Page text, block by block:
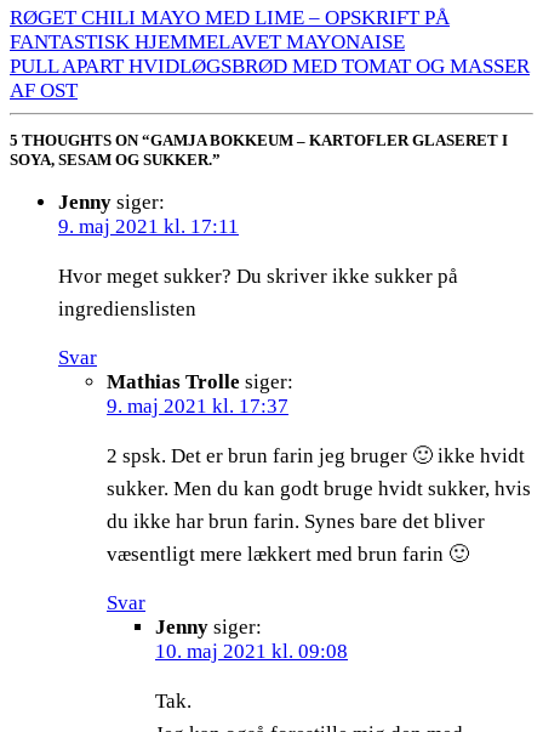
RØGET CHILI MAYO MED LIME – OPSKRIFT PÅ
FANTASTISK HJEMMELAVET MAYONAISE
PULL APART HVIDLØGSBRØD MED TOMAT OG MASSER
AF OST
5 THOUGHTS ON “GAMJA BOKKEUM – KARTOFLER GLASERET I
SOYA, SESAM OG SUKKER.”
Jenny siger:
9. maj 2021 kl. 17:11
Hvor meget sukker? Du skriver ikke sukker på
ingredienslisten
Svar
Mathias Trolle siger:
9. maj 2021 kl. 17:37
2 spsk. Det er brun farin jeg bruger 🙂 ikke hvidt
sukker. Men du kan godt bruge hvidt sukker, hvis
du ikke har brun farin. Synes bare det bliver
væsentligt mere lækkert med brun farin 🙂
Svar
Jenny siger:
10. maj 2021 kl. 09:08
Tak.